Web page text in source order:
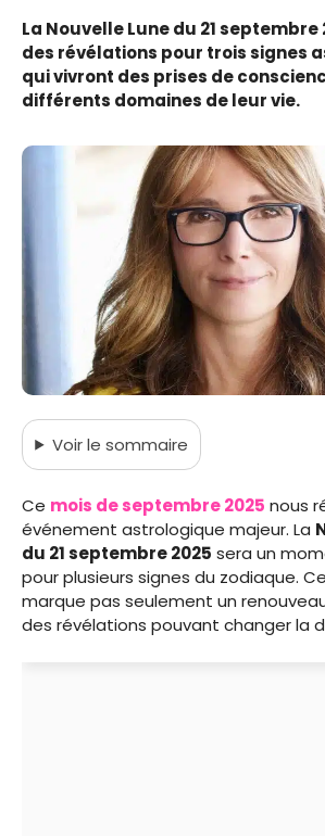
La Nouvelle Lune du 21
des révélations pour trois signes
qui vivront des prises de
différents domaines de leur vie.
Voirle sommaire
Ce mois de septembre 2025 nous
événement astrologique majeur. La
du 21 septembre 2025 sera un
pour plusieurs signes du zodiaque.
marque pas seulement un
des révélations pouvant changer la